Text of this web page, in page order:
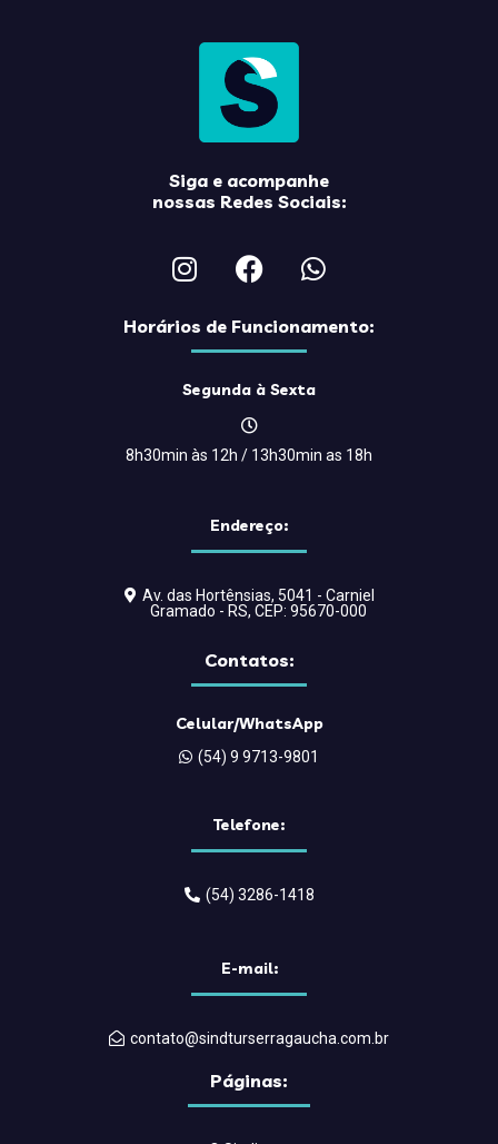
Siga e acompanhe
nossas Redes Sociais:
Horários de Funcionamento:
Segunda à Sexta
8h30min às 12h / 13h30min as 18h
Endereço:
Av. das Hortênsias, 5041 - Carniel
Gramado - RS, CEP: 95670-000
Contatos:
Celular/WhatsApp
(54) 9 9713-9801
Telefone:
(54) 3286-1418
E-mail:
contato@sindturserragaucha.com.br
Páginas: